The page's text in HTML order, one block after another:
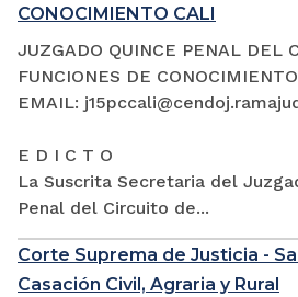
CONOCIMIENTO CALI
JUZGADO QUINCE PENAL DEL
FUNCIONES DE
EMAIL:
E D I C T O
La Suscrita Secretaria del
Penal del Circuito de...
Corte Suprema de Justicia -
Casación Civil, Agraria y Rural